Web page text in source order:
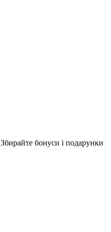
Збирайте бонуси і подарунки